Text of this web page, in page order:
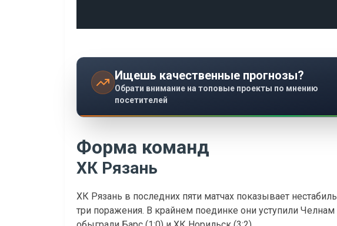
Ищешь качественные прогнозы?
Обрати внимание на топовые проекты по мнению
посетителей
Форма команд
ХК Рязань
ХК Рязань в последних пяти матчах показывает
три поражения. В крайнем поединке они уступили Челнам